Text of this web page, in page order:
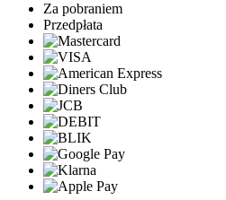
Za pobraniem
Przedpłata